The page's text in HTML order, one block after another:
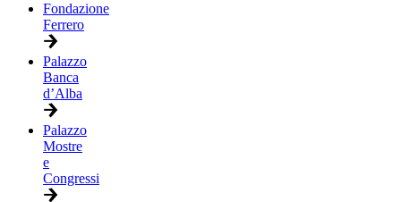
Fondazione
Ferrero
Palazzo
Banca
d’Alba
Palazzo
Mostre
e
Congressi